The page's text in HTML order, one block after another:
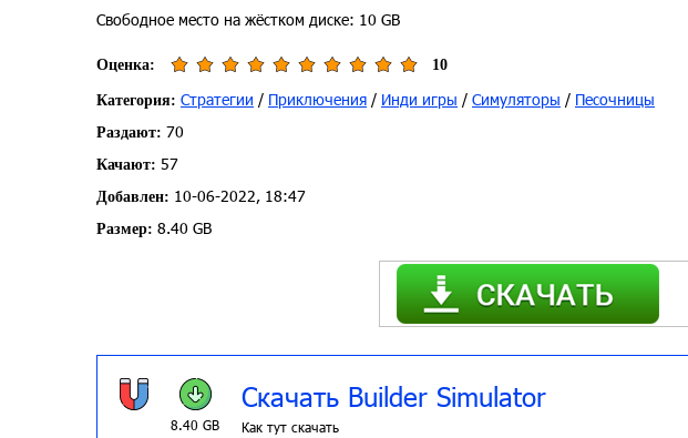
Свободное место на жёстком диске: 10 GB
Оценка: 10
Категория: Стратегии / Приключения / Инди игры / Симуляторы / Песочницы
Раздают: 70
Качают: 57
Добавлен: 10-06-2022, 18:47
Размер: 8.40 GB
8.40 GB
Скачать Builder Simulator
Как тут скачать